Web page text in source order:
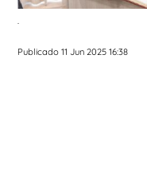
.
Publicado 11 Jun 2025 16:38